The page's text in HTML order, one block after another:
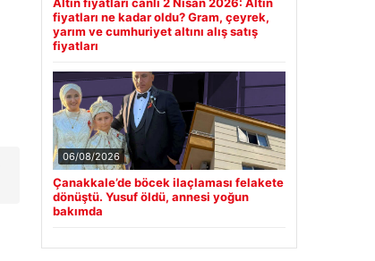
Altın fiyatları canlı 2 Nisan 2026: Altın
fiyatları ne kadar oldu? Gram, çeyrek,
yarım ve cumhuriyet altını alış satış
fiyatları
06/08/2026
Çanakkale’de böcek ilaçlaması felakete
dönüştü. Yusuf öldü, annesi yoğun
bakımda